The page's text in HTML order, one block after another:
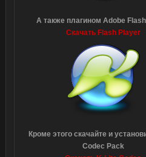
А также плагином Adobe
Скачать Flash Player
Кроме этого скачайте и
Codec Pack